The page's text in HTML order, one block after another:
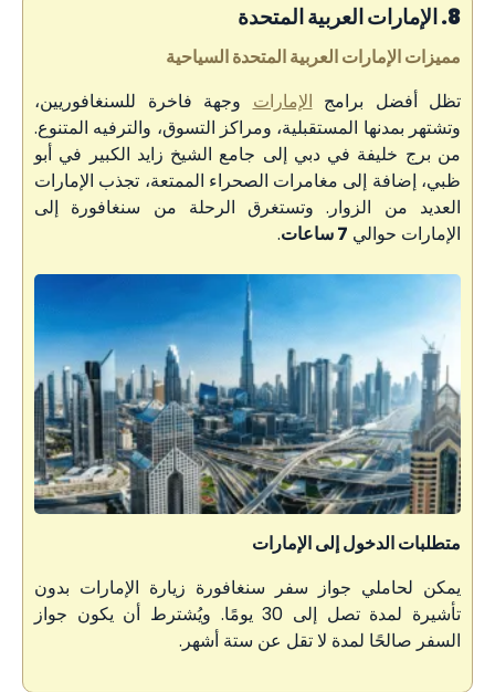
8. الإمارات العربية المتحدة
مميزات الإمارات العربية المتحدة السياحية
تظل أفضل برامج الإمارات وجهة فاخرة للسنغافوريين،
وتشتهر بمدنها المستقبلية، ومراكز التسوق، والترفيه المتنوع.
من برج خليفة في دبي إلى جامع الشيخ زايد الكبير في أبو
ظبي، إضافة إلى مغامرات الصحراء الممتعة، تجذب الإمارات
العديد من الزوار. وتستغرق الرحلة من سنغافورة إلى
الإمارات حوالي 7 ساعات .
متطلبات الدخول إلى الإمارات
يمكن لحاملي جواز سفر سنغافورة زيارة الإمارات بدون
تأشيرة لمدة تصل إلى 30 يومًا. ويُشترط أن يكون جواز
السفر صالحًا لمدة لا تقل عن ستة أشهر.